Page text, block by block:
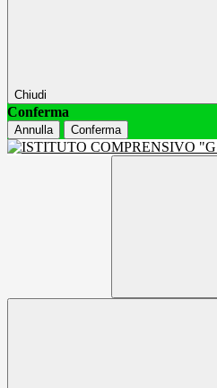
Chiudi
Conferma
Annulla Conferma